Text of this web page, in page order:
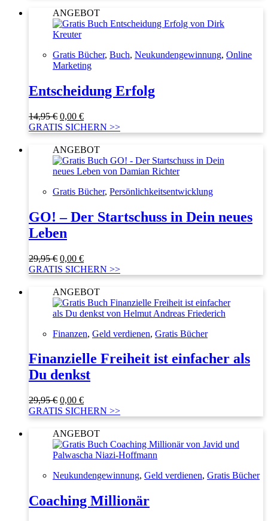
14,95 €0,00 €.
ANGEBOT
Gratis Bücher, Buch, Neukundengewinnung, Online
Marketing
Entscheidung Erfolg
14,95€ Ursprünglicher
Preis
war:
14,95 €
0,00 €Aktueller
Preis
ist:
0,00 €.
GRATIS SICHERN >>
ANGEBOT
Gratis Bücher, Persönlichkeitsentwicklung
GO! – Der Startschuss in Dein neues
Leben
29,95€ Ursprünglicher
Preis
war:
29,95 €
0,00 €Aktueller
Preis
ist:
0,00 €.
GRATIS SICHERN >>
ANGEBOT
Finanzen, Geld verdienen, Gratis Bücher
Finanzielle Freiheit ist einfacher als
Du denkst
29,95€ Ursprünglicher
Preis
war:
29,95 €
0,00 €Aktueller
Preis
ist:
0,00 €.
GRATIS SICHERN >>
ANGEBOT
Neukundengewinnung, Geld verdienen, Gratis Bücher
Coaching Millionär